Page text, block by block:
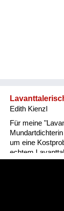
Edith Kienzl
Für meine
um eine
echtem